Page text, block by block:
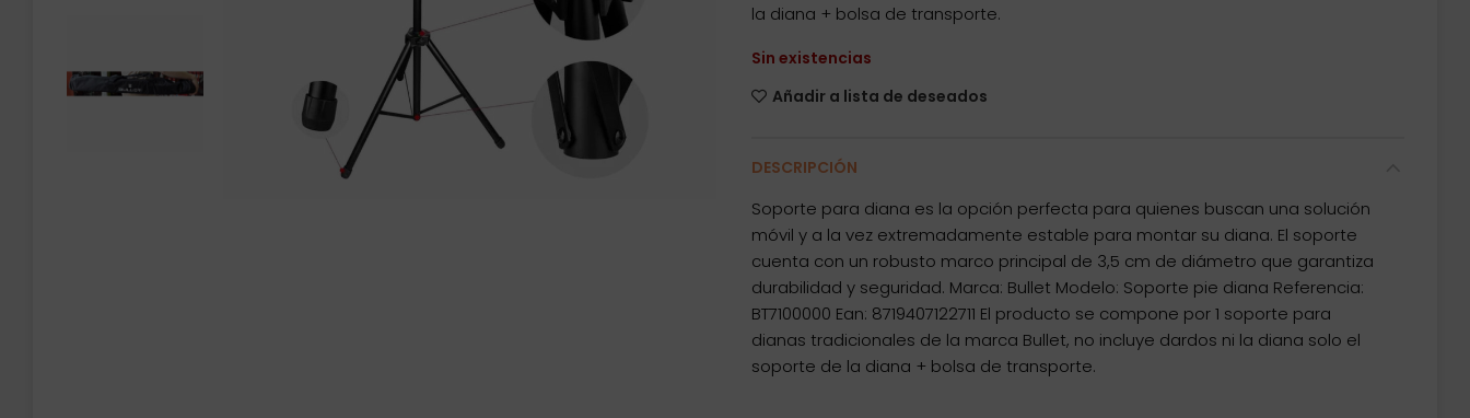
la diana + bolsa de transporte.
Sin existencias
Añadir a lista de deseados
DESCRIPCIÓN
Soporte para diana es la opción perfecta para quienes buscan una solución
móvil y a la vez extremadamente estable para montar su diana. El soporte
cuenta con un robusto marco principal de 3,5 cm de diámetro que garantiza
durabilidad y seguridad. Marca: Bullet Modelo: Soporte pie diana Referencia:
BT7100000 Ean: 8719407122711 El producto se compone por 1 soporte para
dianas tradicionales de la marca Bullet, no incluye dardos ni la diana solo el
soporte de la diana + bolsa de transporte.